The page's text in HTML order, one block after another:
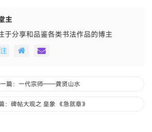
主
于分享和品鉴各类书法作品的博主
一篇：一代宗师——龚贤山水
：碑帖大观之 皇象 《急就章》